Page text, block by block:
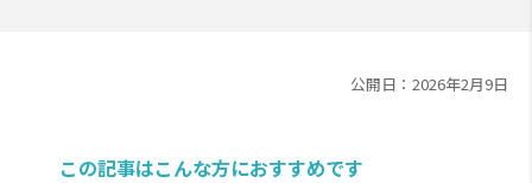
公開日：2026年2月9日
この記事はこんな方におすすめです